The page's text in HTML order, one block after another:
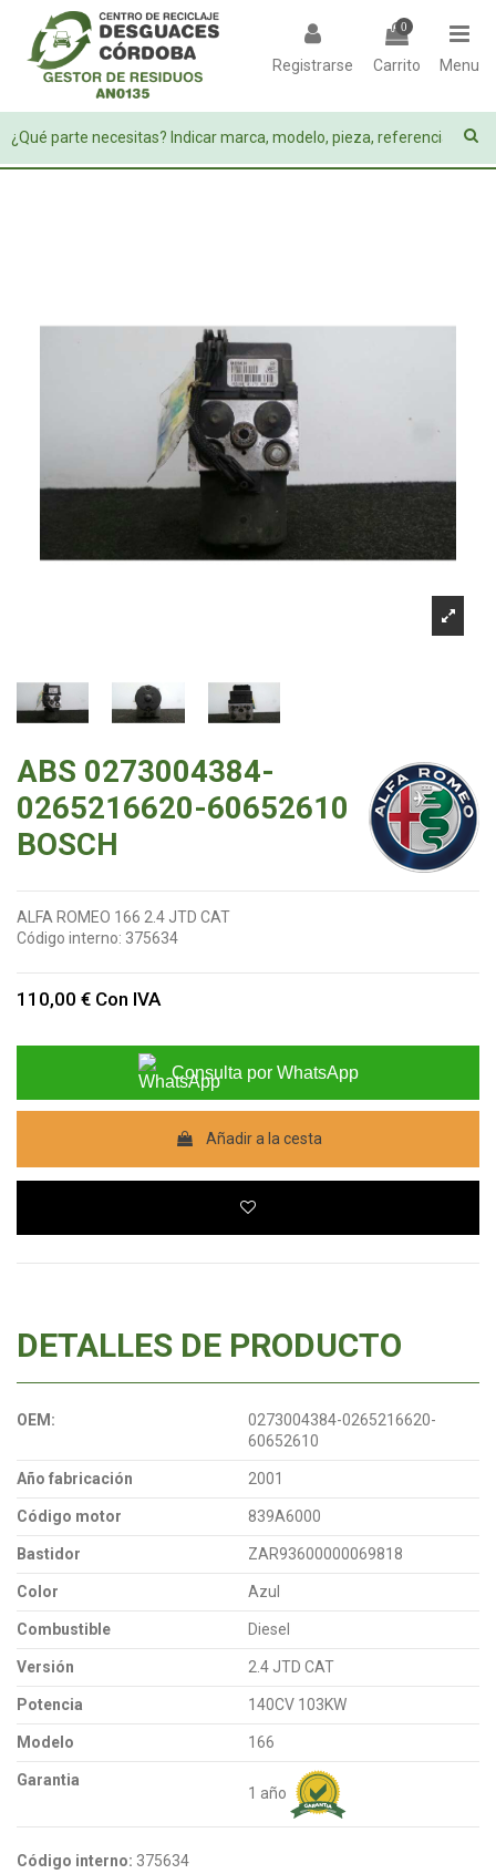
Registrarse
0
Carrito Menu
ABS 0273004384-
0265216620-60652610
BOSCH
ALFA ROMEO 166 2.4 JTD CAT
Código interno: 375634
110,00 € Con IVA
Consulta por WhatsApp
Añadir a la cesta
DETALLES DE PRODUCTO
OEM:
0273004384-0265216620-
60652610
Año fabricación 2001
Código motor 839A6000
Bastidor ZAR93600000069818
Color Azul
Combustible Diesel
Versión 2.4 JTD CAT
Potencia 140CV 103KW
Modelo 166
Garantia
1 año
Código interno: 375634